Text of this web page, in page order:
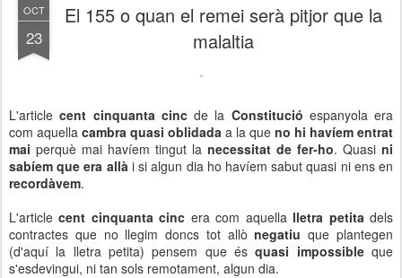
OCT
23
El 155 o quan el remei serà pitjor que la
malaltia
L'articlecent cinquanta cincde la Constitució espanyola era
com aquella cambra quasi oblidada a la que no hi havíem entrat
mai perquè mai havíem tingut la necessitat de fer-ho. Quasi ni
sabíem que era allà i si algun dia ho havíem sabut quasi ni ens en
recordàvem.
L'articlecent cinquanta cinc era com aquella lletra petita dels
contractes que no llegim doncs tot allònegatiuque plantegen
(d'aquí la lletra petita) pensem que ésquasi impossibleque
s'esdevingui, ni tan sols remotament, algun dia.